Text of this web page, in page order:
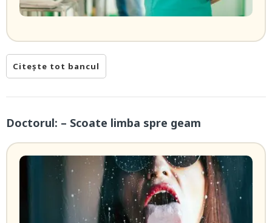
Citește tot bancul
Doctorul: – Scoate limba spre geam